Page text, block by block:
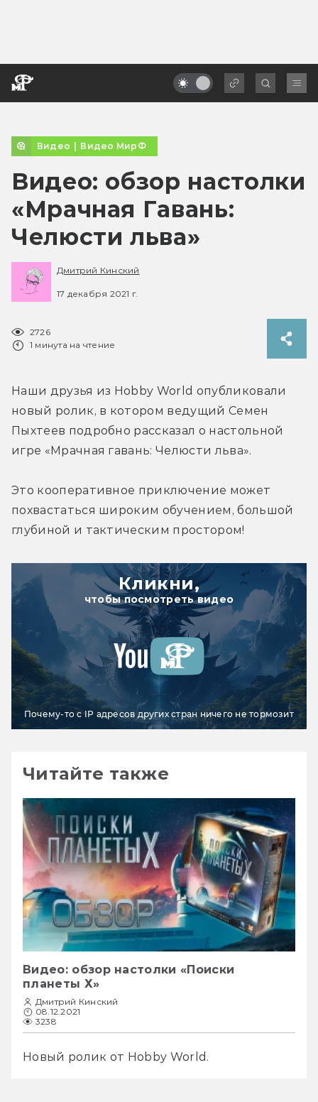
Видео | Видео МирФ
Видео: обзор настолки
«Мрачная Гавань:
Челюсти льва»
Дмитрий Кинский
17 декабря 2021 г.
2726
1 минута на чтение
Наши друзья из Hobby World опубликовали
новый ролик, в котором ведущий Семен
Пыхтеев подробно рассказал о настольной
игре «Мрачная гавань: Челюсти льва».
Это кооперативное приключение может
похвастаться широким обучением, большой
глубиной и тактическим простором!
Кликни,
чтобы посмотреть видео
Почему-то с IP адресов других стран ничего не тормозит
Читайте также
Видео: обзор настолки «Поиски
планеты Х»
Дмитрий Кинский
08.12.2021
3238
Новый ролик от Hobby World.